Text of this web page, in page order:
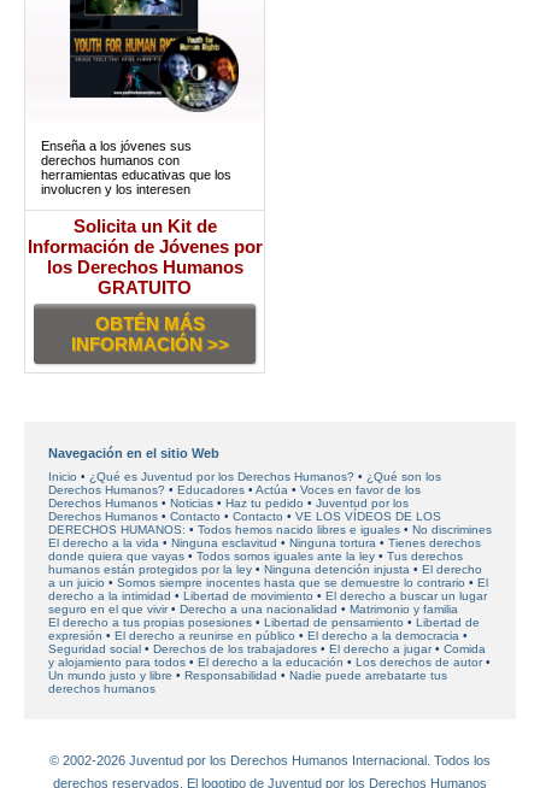
Enseña a los jóvenes sus
derechos humanos con
herramientas educativas que los
involucren y los interesen
Solicita un Kit de
Información de Jóvenes por
los Derechos Humanos
GRATUITO
OBTÉN MÁS
INFORMACIÓN >>
Navegación en el sitio Web
Inicio ¿Qué es Juventud por los Derechos Humanos?
¿Qué son los
Derechos Humanos?
Educadores Actúa Voces en favorde los
Derechos Humanos
Noticias Haz tu pedido
Juventud por los
Derechos Humanos
Contacto Contacto
VE LOS VÍDEOS DE LOS
DERECHOS HUMANOS:
Todos hemos nacido libres e iguales
No discrimines
El derecho a la vida
Ninguna esclavitud Ninguna tortura
Tienes derechos
donde quiera que vayas
Todos somos iguales ante la ley
Tus derechos
humanos están protegidos por la ley
Ninguna detención injusta
El derecho
a un juicio
Somos siempre inocentes hasta que se demuestre lo contrario
El
derecho a la intimidad
Libertad de movimiento
El derecho a buscar un lugar
seguro en el que vivir
Derecho a una nacionalidad
Matrimonio y familia
El derecho a tus propias posesiones
Libertad de pensamiento
Libertad de
expresión
El derecho a reunirse en público
El derecho a la democracia
Seguridad social
Derechos de los trabajadores El derecho a jugar
Comida
y alojamiento para todos
El derecho a la educación
Los derechos de autor
Un mundo justo y libre
Responsabilidad
Nadie puede arrebatarte tus
derechos humanos
© 2002-2026 Juventud por los Derechos Humanos Internacional. Todos los
derechos reservados. El logotipo de Juventud por los Derechos Humanos